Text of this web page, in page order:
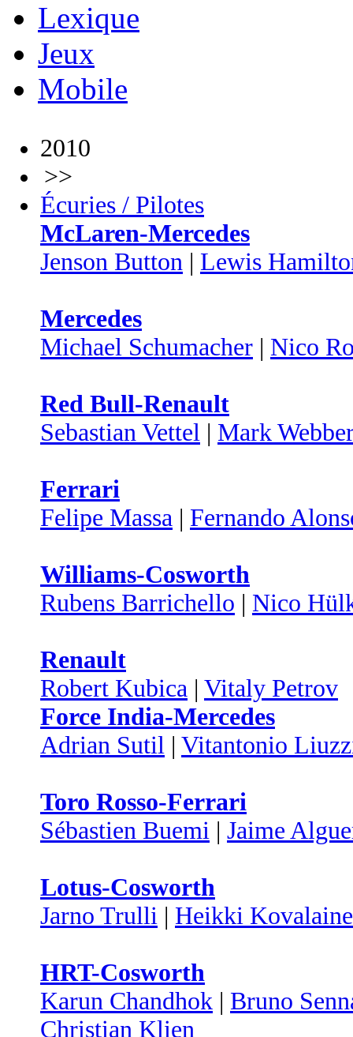
Lexique
Jeux
Mobile
2010
>>
Écuries / Pilotes
McLaren-Mercedes
Jenson Button | Lewis
Mercedes
Michael Schumacher | Nico
Red Bull-Renault
Sebastian Vettel | Mark
Ferrari
Felipe Massa | Fernando
Williams-Cosworth
Rubens Barrichello | Nico
Renault
Robert Kubica | Vitaly Petrov
Force India-Mercedes
Adrian Sutil | Vitantonio
Toro Rosso-Ferrari
Sébastien Buemi | Jaime
Lotus-Cosworth
Jarno Trulli | Heikki
HRT-Cosworth
Karun Chandhok | Bruno
Christian Klien